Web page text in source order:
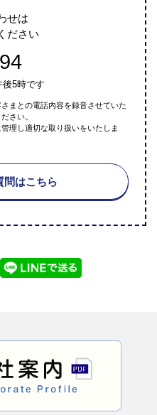
せは
ださい
5時です
まとの電話内容を録音させていた
さい。
理し適切な取り扱いをいたしま
問はこちら